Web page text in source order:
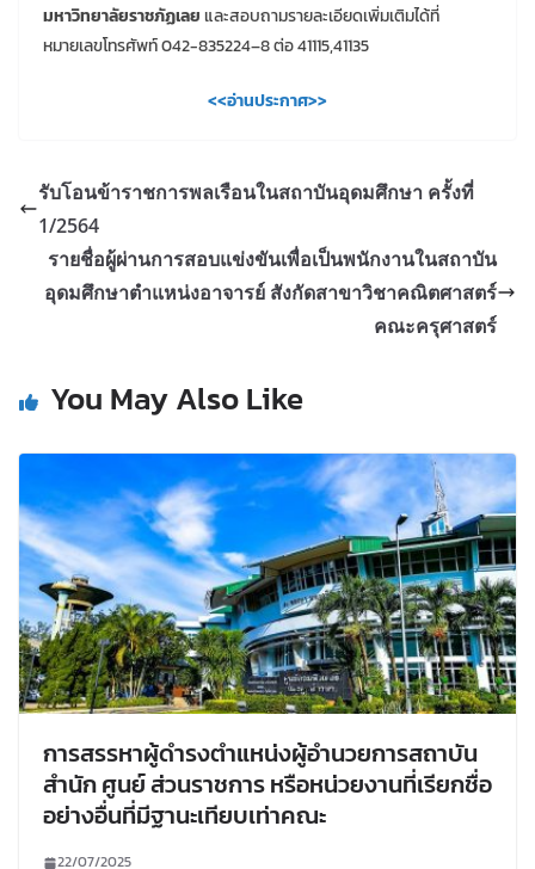
มหาวิทยาลัยราชภัฏเลยและสอบถามรายละเอียดเพิ่มเติมได้ที่
หมายเลขโทรศัพท์ 042-835224–8 ต่อ 41115,41135
<<อ่านประกาศ>>
รับโอนข้าราชการพลเรือนในสถาบันอุดมศึกษา ครั้งที่
1/2564
รายชื่อผู้ผ่านการสอบแข่งขันเพื่อเป็นพนักงานในสถาบัน
อุดมศึกษาตำแหน่งอาจารย์ สังกัดสาขาวิชาคณิตศาสตร์
คณะครุศาสตร์
You May Also Like
การสรรหาผู้ดำรงตำแหน่งผู้อำนวยการสถาบัน
สำนัก ศูนย์ ส่วนราชการ หรือหน่วยงานที่เรียกชื่อ
อย่างอื่นที่มีฐานะเทียบเท่าคณะ
22/07/2025